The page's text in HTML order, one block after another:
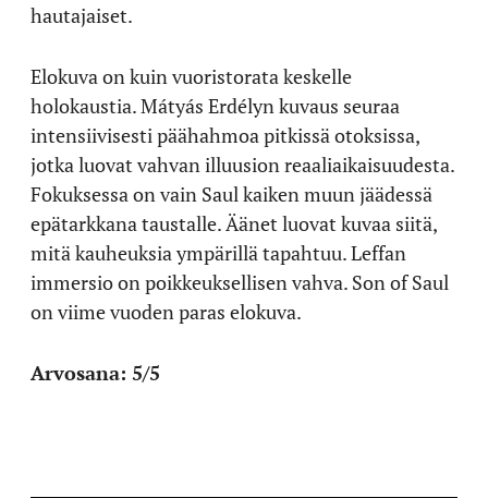
hautajaiset.
Elokuva on kuin vuoristorata keskelle
holokaustia. Mátyás Erdélyn kuvaus seuraa
intensiivisesti päähahmoa pitkissä otoksissa,
jotka luovat vahvan illuusion reaaliaikaisuudesta.
Fokuksessa on vain Saul kaiken muun jäädessä
epätarkkana taustalle. Äänet luovat kuvaa siitä,
mitä kauheuksia ympärillä tapahtuu. Leffan
immersio on poikkeuksellisen vahva. Son of Saul
on viime vuoden paras elokuva.
Arvosana: 5/5